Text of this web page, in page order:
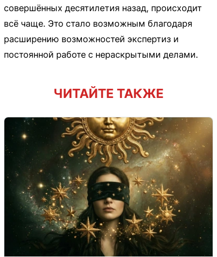
совершённых десятилетия назад, происходит
всё чаще. Это стало возможным благодаря
расширению возможностей экспертиз и
постоянной работе с нераскрытыми делами.
ЧИТАЙТЕ ТАКЖЕ